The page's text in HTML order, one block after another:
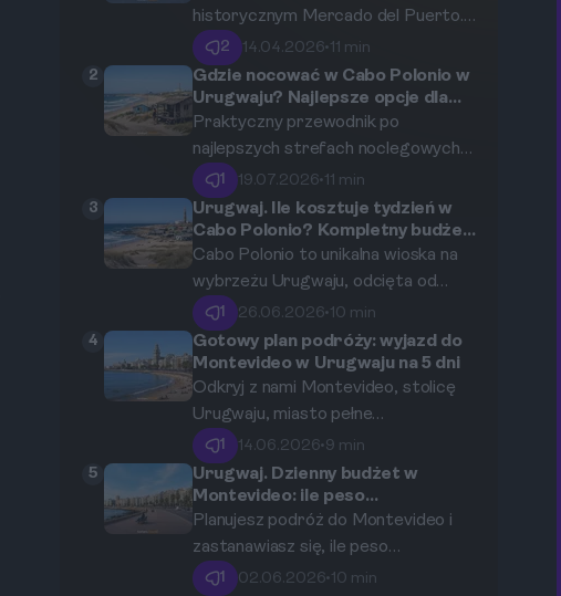
historycznym Mercado del Puerto.
Ten przewodnik zabierze Cię w
podróż po świecie soczystych mięs
z parrilli, lokalnych specjałów i
niepowtarzalnej atmosfery, która
czyni to miejsce obowiązkowym
punktem na mapie Montevideo.
2 14.04.2026•11 min
2
Gdzie nocować w Cabo Polonio w
Urugwaju? Najlepsze opcje dla
podróżujących w pojedynkę
Praktyczny przewodnik po
najlepszych strefach noclegowych
w unikalnej urugwajskiej osadzie dla
osób podróżujących solo.
1 19.07.2026•11 min
3
Urugwaj. Ile kosztuje tydzień w
Cabo Polonio? Kompletny budżet
na 2026 rok.
Cabo Polonio to unikalna wioska na
wybrzeżu Urugwaju, odcięta od
świata przez pas wydm. Brak tu
dróg, a prąd pochodzi głównie z
generatorów i paneli słonecznych.
To miejsce, gdzie czas zwalnia, a
natura gra pierwsze skrzypce. W
tym artykule przedstawiamy
szczegółowe i analityczne
zestawienie kosztów, które pomoże
Ci zaplanować tygodniowy budżet
na podróż do tego magicznego
zakątka w 2026 roku.
1 26.06.2026•10 min
4
Gotowy plan podróży: wyjazd do
Montevideo w Urugwaju na 5 dni
Odkryj z nami Montevideo, stolicę
Urugwaju, miasto pełne
europejskiego uroku, latynoskiego
temperamentu i spokojnej
atmosfery. Ten 5-dniowy plan
podróży poprowadzi Cię przez
historyczne place, wzdłuż słynnej
promenady La Rambla, do zielonych
1 14.06.2026•9 min
5
Urugwaj. Dzienny budżet w
Montevideo: ile peso
potrzebujesz na opcję
oszczędną, a ile na komfortową?
Planujesz podróż do Montevideo i
zastanawiasz się, ile peso
urugwajskich (UYU) lub euro (EUR)
1 02.06.2026•10 min